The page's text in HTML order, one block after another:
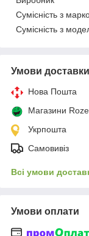
Сумісність з
Сумісність з
Умови доставки
Нова Пошта
Магазини
Укрпошта
Самовивіз
Всі умови
Умови оплати